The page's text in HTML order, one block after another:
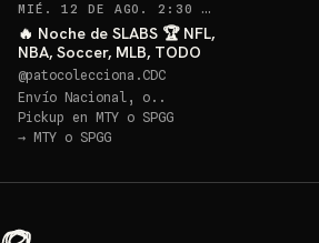
MIÉ. 12 DE AGO. 2:30 AM
🔥 Noche de SLABS 🏆 NFL,
NBA, Soccer, MLB, TODO
@patocolecciona.CDC
Envío Nacional, o..
Pickup en MTY o SPGG
→ MTY o SPGG